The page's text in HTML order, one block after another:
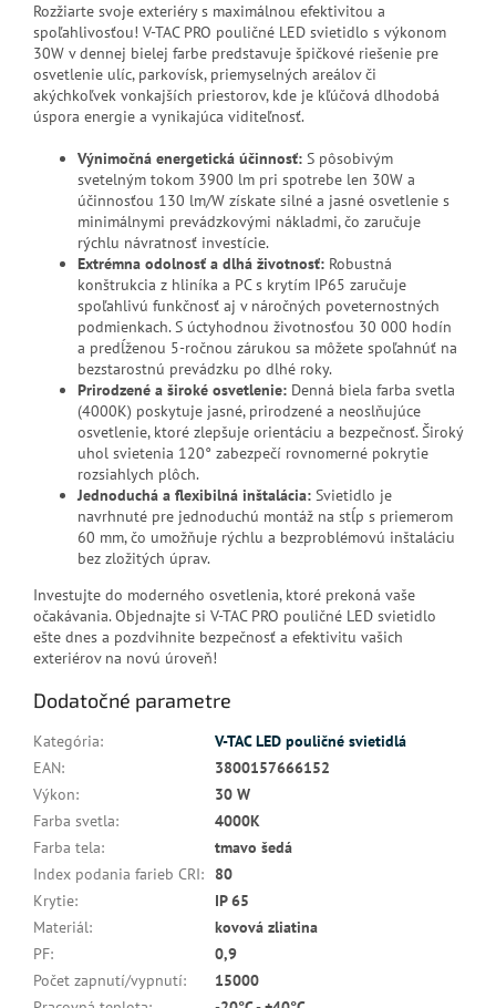
Rozžiarte svoje exteriéry s maximálnou efektivitou a
spoľahlivosťou! V-TAC PRO pouličné LED svietidlo s výkonom
30W v dennej bielej farbe predstavuje špičkové riešenie pre
osvetlenie ulíc, parkovísk, priemyselných areálov či
akýchkoľvek vonkajších priestorov, kde je kľúčová dlhodobá
úspora energie a vynikajúca viditeľnosť.
Výnimočná energetická účinnosť: S pôsobivým
svetelným tokom 3900 lm pri spotrebe len 30W a
účinnosťou 130 lm/W získate silné a jasné osvetlenie s
minimálnymi prevádzkovými nákladmi, čo zaručuje
rýchlu návratnosť investície.
Extrémna odolnosť a dlhá životnosť: Robustná
konštrukcia z hliníka a PC s krytím IP65 zaručuje
spoľahlivú funkčnosť aj v náročných poveternostných
podmienkach. S úctyhodnou životnosťou 30 000 hodín
a predĺženou 5-ročnou zárukou sa môžete spoľahnúť na
bezstarostnú prevádzku po dlhé roky.
Prirodzené a široké osvetlenie: Denná biela farba svetla
(4000K) poskytuje jasné, prirodzené a neoslňujúce
osvetlenie, ktoré zlepšuje orientáciu a bezpečnosť. Široký
uhol svietenia 120° zabezpečí rovnomerné pokrytie
rozsiahlych plôch.
Jednoduchá a flexibilná inštalácia: Svietidlo je
navrhnuté pre jednoduchú montáž na stĺp s priemerom
60 mm, čo umožňuje rýchlu a bezproblémovú inštaláciu
bez zložitých úprav.
Investujte do moderného osvetlenia, ktoré prekoná vaše
očakávania. Objednajte si V-TAC PRO pouličné LED svietidlo
ešte dnes a pozdvihnite bezpečnosť a efektivitu vašich
exteriérov na novú úroveň!
Dodatočné parametre
Kategória:
V-TAC LED pouličné svietidlá
EAN:
3800157666152
Výkon:
30 W
Farba svetla:
4000K
Farba tela:
tmavo šedá
Index podania farieb CRI:
80
Krytie:
IP 65
Materiál:
kovová zliatina
PF:
0,9
Počet zapnutí/vypnutí:
15000